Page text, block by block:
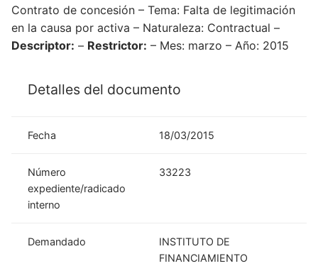
Contrato de concesión – Tema: Falta de legitimación
en la causa por activa – Naturaleza: Contractual –
Descriptor: – Restrictor: – Mes: marzo – Año: 2015
Detalles del documento
Fecha 18/03/2015
Número
expediente/radicado
interno
33223
Demandado
INSTITUTO DE
FINANCIAMIENTO